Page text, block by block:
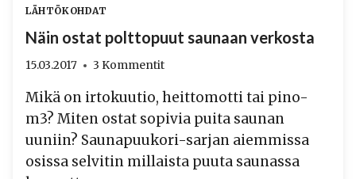
LÄHTÖKOHDAT
Näin ostat polttopuut saunaan verkosta
15.03.2017 3 Kommentit
Mikä on irtokuutio, heittomotti tai pino-
m3? Miten ostat sopivia puita saunan
uuniin? Saunapuukori-sarjan aiemmissa
osissa selvitin millaista puuta saunassa